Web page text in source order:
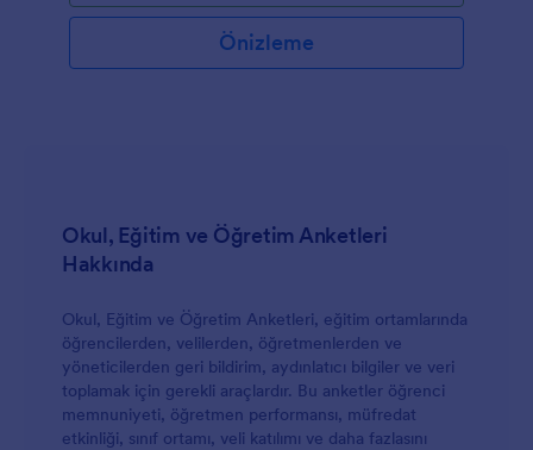
Önizleme
Okul, Eğitim ve Öğretim Anketleri
Hakkında
Okul, Eğitim ve Öğretim Anketleri, eğitim ortamlarında
öğrencilerden, velilerden, öğretmenlerden ve
yöneticilerden geri bildirim, aydınlatıcı bilgiler ve veri
toplamak için gerekli araçlardır. Bu anketler öğrenci
memnuniyeti, öğretmen performansı, müfredat
etkinliği, sınıf ortamı, veli katılımı ve daha fazlasını